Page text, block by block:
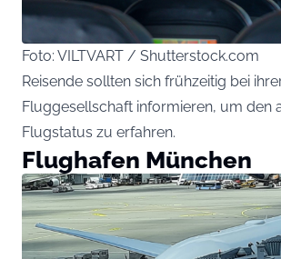
Foto: VILTVART / Shutterstock.com
Reisende sollten sich frühzeitig bei
Fluggesellschaft informieren, um den
Flugstatus zu erfahren.
Flughafen München